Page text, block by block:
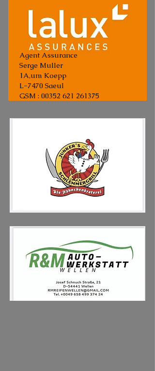
Agent Assurance
Serge Muller
1A,um Koepp
L-7470 Saeul
GSM : 00352 621 261375